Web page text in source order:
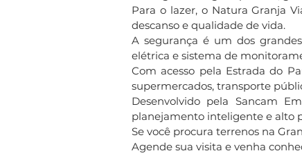
Para o lazer, o Natura Granja
descanso e qualidade de vida.
A segurança é um dos
elétrica e sistema de
Com acesso pela Estrada do
supermercados, transporte
Desenvolvido pela Sancam
planejamento inteligente e alto
Se você procura terrenos na
Agende sua visita e venha